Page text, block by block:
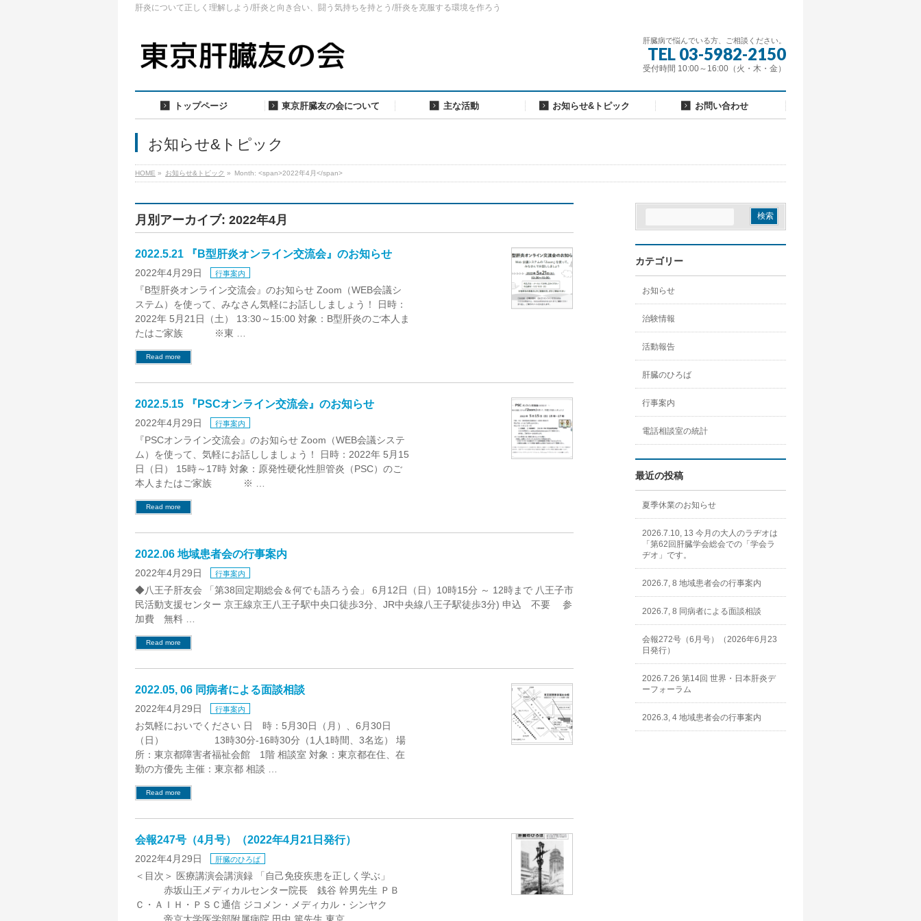
肝炎について正しく理解しよう/肝炎と向き合い、闘う気持ちを持とう/肝炎を克服する環境を作ろう
肝臓病で悩んでいる方、ご相談ください。
TEL 03-5982-2150
受付時間 10:00～16:00（火・木・金）
トップページ 東京肝臓友の会について 主な活動 お知らせ&トピック お問い合わせ
お知らせ&トピック
HOME » お知らせ&トピック » Month: <span>2022年4月</span>
月別アーカイブ: 2022年4月
2022.5.21 『B型肝炎オンライン交流会』のお知らせ
2022年4月29日 行事案内
『B型肝炎オンライン交流会』のお知らせ Zoom（WEB会議シ
ステム）を使って、みなさん気軽にお話ししましょう！ 日時：
2022年 5月21日（土） 13:30～15:00 対象：B型肝炎のご本人ま
たはご家族 ※東 …
Read more
2022.5.15 『PSCオンライン交流会』のお知らせ
2022年4月29日 行事案内
『PSCオンライン交流会』のお知らせ Zoom（WEB会議システ
ム）を使って、気軽にお話ししましょう！ 日時：2022年 5月15
日（日） 15時～17時 対象：原発性硬化性胆管炎（PSC）のご
本人またはご家族 ※ …
Read more
2022.06 地域患者会の行事案内
2022年4月29日 行事案内
◆八王子肝友会 「第38回定期総会＆何でも語ろう会」 6月12日（日）10時15分 ～ 12時まで 八王子市
民活動支援センター 京王線京王八王子駅中央口徒歩3分、JR中央線八王子駅徒歩3分) 申込 不要 参
加費 無料 …
Read more
2022.05, 06 同病者による面談相談
2022年4月29日 行事案内
お気軽においでください 日 時：5月30日（月）、6月30日
（日） 13時30分-16時30分（1人1時間、3名迄） 場
所：東京都障害者福祉会館 1階 相談室 対象：東京都在住、在
勤の方優先 主催：東京都 相談 …
Read more
会報247号（4月号）（2022年4月21日発行）
2022年4月29日 肝臓のひろば
＜目次＞ 医療講演会講演録 「自己免疫疾患を正しく学ぶ」
赤坂山王メディカルセンター院長 銭谷 幹男先生 ＰＢ
Ｃ・ＡＩＨ・ＰＳＣ通信 ジコメン・メディカル・シンヤク
カテゴリー
お知らせ
治験情報
活動報告
肝臓のひろば
行事案内
電話相談室の統計
最近の投稿
夏季休業のお知らせ
2026.7.10, 13 今月の大人のラヂオは
「第62回肝臓学会総会での「学会ラ
ヂオ」です。
2026.7, 8 地域患者会の行事案内
2026.7, 8 同病者による面談相談
会報272号（6月号）（2026年6月23
日発行）
2026.7.26 第14回 世界・日本肝炎デ
ーフォーラム
2026.3, 4 地域患者会の行事案内